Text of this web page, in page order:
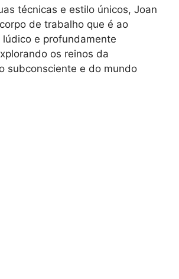
técnicas e estilo únicos, Joan
de trabalho que é ao
lúdico e profundamente
os reinos da
subconsciente e do mundo